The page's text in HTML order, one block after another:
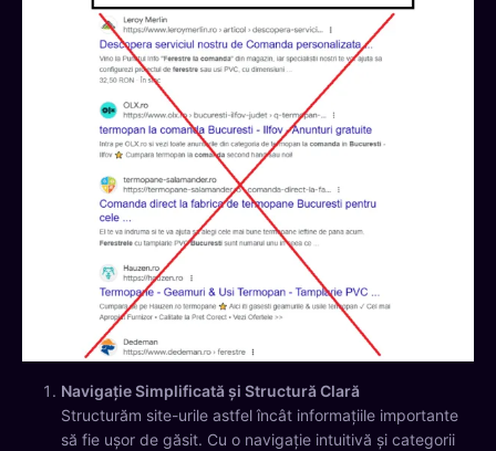
Navigație Simplificată și Structură Clară
Structurăm site-urile astfel încât informațiile importante
să fie ușor de găsit. Cu o navigație intuitivă și categorii